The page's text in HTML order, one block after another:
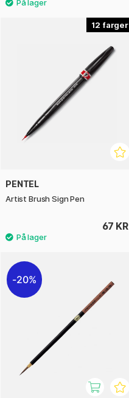
12
PENTEL
Artist Brush Sign Pen
67 KR
20%